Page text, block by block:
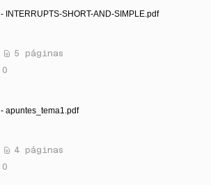
- INTERRUPTS-SHORT-AND-SIMPLE.pdf
5 páginas
0
- apuntes_tema1.pdf
4 páginas
0